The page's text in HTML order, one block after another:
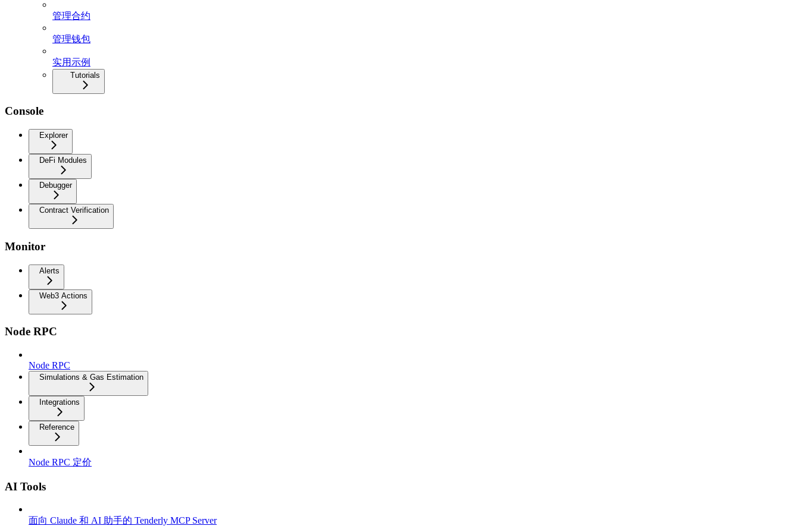
管理合约
管理钱包
实用示例
Tutorials
Console
Explorer
DeFi Modules
Debugger
Contract Verification
Monitor
Alerts
Web3 Actions
Node RPC
Node RPC
Simulations & Gas Estimation
Integrations
Reference
Node RPC 定价
AI Tools
面向 Claude 和 AI 助手的 Tenderly MCP Server